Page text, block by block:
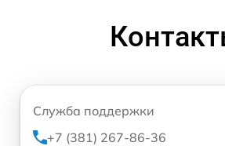
Служба поддержки
+7 (381) 267-86-36